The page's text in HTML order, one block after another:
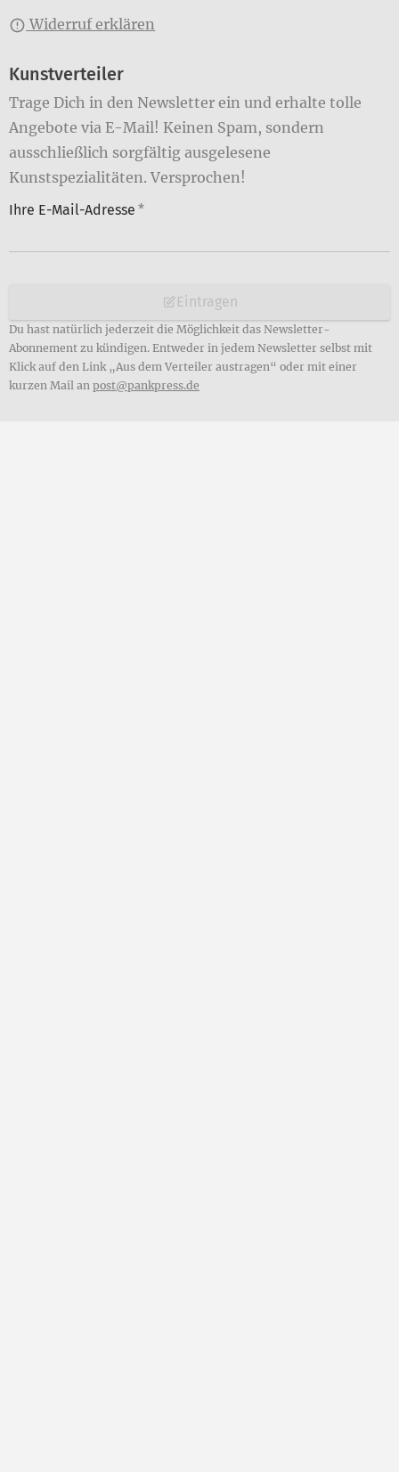
Widerruf erklären
Kunstverteiler
Trage Dich in den Newsletter ein und erhalte tolle
Angebote via E-Mail! Keinen Spam, sondern
ausschließlich sorgfältig ausgelesene
Kunstspezialitäten. Versprochen!
Ihre E-Mail-Adresse *
Eintragen
Du hast natürlich jederzeit die Möglichkeit das Newsletter-
Abonnement zu kündigen. Entweder in jedem Newsletter selbst mit
Klick auf den Link „Aus dem Verteiler austragen“ oder mit einer
kurzen Mail an post@pankpress.de